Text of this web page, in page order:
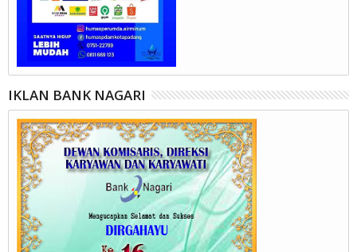
IKLAN BANK NAGARI